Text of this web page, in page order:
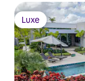
Luxe
Luxe